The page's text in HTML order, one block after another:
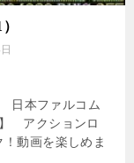
日本ファルコム
アクションロ
動画を楽しめま